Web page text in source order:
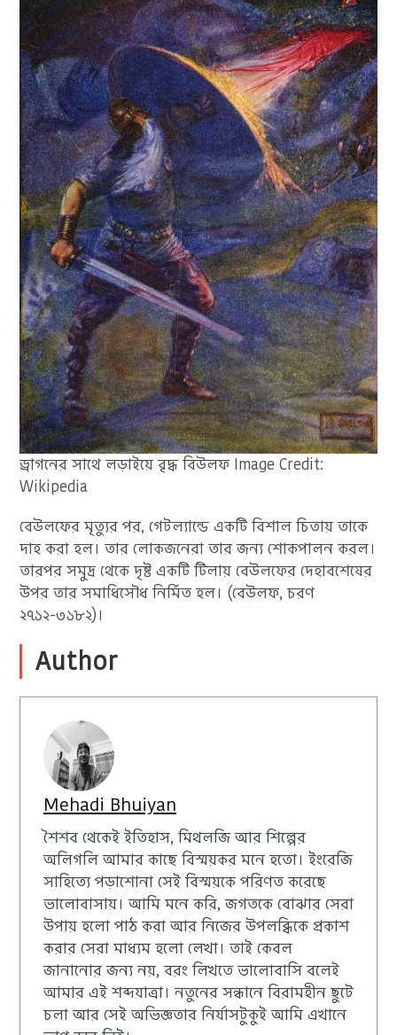
ড্রাগনের সাথে লড়াইয়ে বৃদ্ধ বিউলফ Image Credit:
Wikipedia
বেউলফের মৃত্যুর পর, গেটল্যান্ডে একটি বিশাল চিতায় তাকে
দাহ করা হল। তার লোকজনেরা তার জন্য শোকপালন করল।
তারপর সমুদ্র থেকে দৃষ্ট একটি টিলায় বেউলফের দেহাবশেষের
উপর তার সমাধিসৌধ নির্মিত হল। (বেউলফ, চরণ
২৭১২-৩১৮২)।
Author
Mehadi Bhuiyan
শৈশব থেকেই ইতিহাস, মিথলজি আর শিল্পের
অলিগলি আমার কাছে বিস্ময়কর মনে হতো। ইংরেজি
সাহিত্যে পড়াশোনা সেই বিস্ময়কে পরিণত করেছে
ভালোবাসায়। আমি মনে করি, জগতকে বোঝার সেরা
উপায় হলো পাঠ করা আর নিজের উপলব্ধিকে প্রকাশ
করার সেরা মাধ্যম হলো লেখা। তাই কেবল
জানানোর জন্য নয়, বরং লিখতে ভালোবাসি বলেই
আমার এই শব্দযাত্রা। নতুনের সন্ধানে বিরামহীন ছুটে
চলা আর সেই অভিজ্ঞতার নির্যাসটুকুই আমি এখানে